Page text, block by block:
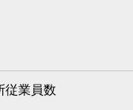
従業員数